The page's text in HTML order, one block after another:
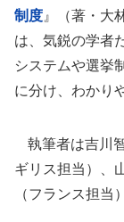
制度 』（著・大
は、気鋭の学者
システムや選挙
に分け、わかり
執筆者は吉川
ギリス担当）、
（フランス担当